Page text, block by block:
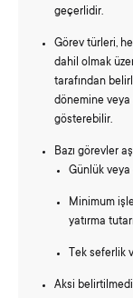
geçerlidir.
Görev türleri,
dahil olmak
tarafından
dönemine veya
gösterebilir.
Bazı görevler
Günlük veya
Minimum
yatırma
Tek seferlik
Aksi